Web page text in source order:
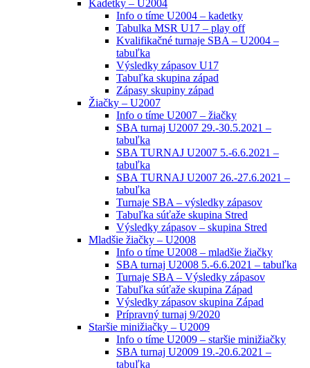
Kadetky – U2004
Info o tíme U2004 – kadetky
Tabulka MSR U17 – play off
Kvalifikačné turnaje SBA – U2004 –
tabuľka
Výsledky zápasov U17
Tabuľka skupina západ
Zápasy skupiny západ
Žiačky – U2007
Info o tíme U2007 – žiačky
SBA turnaj U2007 29.-30.5.2021 –
tabuľka
SBA TURNAJ U2007 5.-6.6.2021 –
tabuľka
SBA TURNAJ U2007 26.-27.6.2021 –
tabuľka
Turnaje SBA – výsledky zápasov
Tabuľka súťaže skupina Stred
Výsledky zápasov – skupina Stred
Mladšie žiačky – U2008
Info o tíme U2008 – mladšie žiačky
SBA turnaj U2008 5.-6.6.2021 – tabuľka
Turnaje SBA – Výsledky zápasov
Tabuľka súťaže skupina Západ
Výsledky zápasov skupina Západ
Prípravný turnaj 9/2020
Staršie minižiačky – U2009
Info o tíme U2009 – staršie minižiačky
SBA turnaj U2009 19.-20.6.2021 –
tabuľka